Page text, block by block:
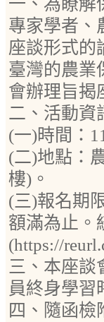
一、為瞭解
專家學者、
座談形式的
臺灣的農業
會辦理旨揭
二、活動資
(一)時間：
(二)地點：
樓)。
(三)報名期
額滿為止。
(https://
三、本座談
員終身學習
四、隨函檢